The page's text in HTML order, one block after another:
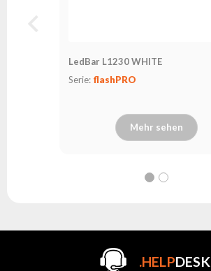
LedBar L1230 WHITE
Serie: flashPRO
Mehr sehen
.HELPDESK